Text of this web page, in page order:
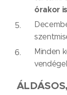
órakor
Minden